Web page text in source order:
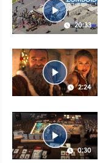
20:33
2:24
0:30